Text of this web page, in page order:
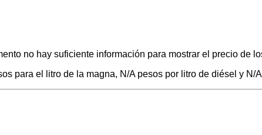
no hay suficiente información para mostrar el precio de
para el litro de la magna, N/A pesos por litro de diésel y N/